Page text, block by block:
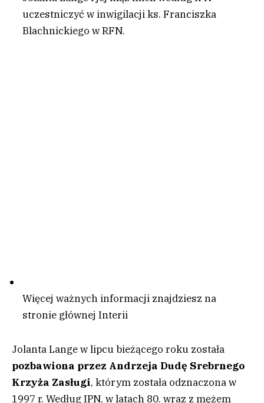
uczestniczyć w inwigilacji ks. Franciszka
Blachnickiego w RFN.
Więcej ważnych informacji znajdziesz na
stronie głównej Interii
Jolanta Lange w lipcu bieżącego roku została
pozbawiona przez Andrzeja Dudę Srebrnego
Krzyża Zasługi, którym została odznaczona w
1997 r. Według IPN, w latach 80. wraz z mężem